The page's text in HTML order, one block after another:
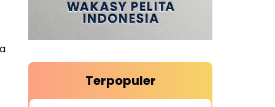
Terpopuler